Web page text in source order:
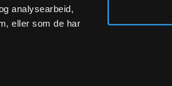
analysearbeid,
eller som de har